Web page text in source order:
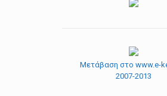
Μετάβαση στο www.e-
2007-2013